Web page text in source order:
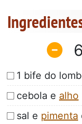
6
1 bife do
cebola e alho
sal e pimenta